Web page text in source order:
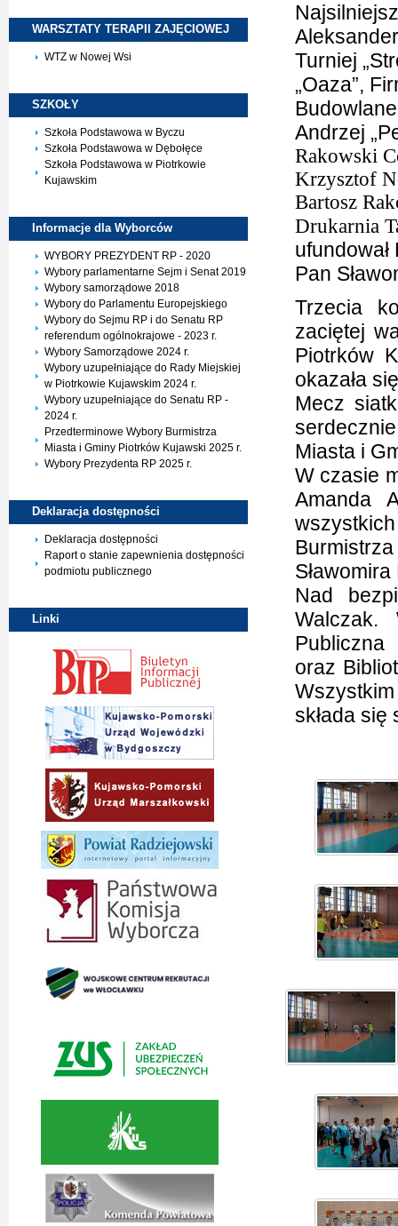
WARSZTATY TERAPII ZAJĘCIOWEJ
WTZ w Nowej Wsi
SZKOŁY
Szkoła Podstawowa w Byczu
Szkoła Podstawowa w Dębołęce
Szkoła Podstawowa w Piotrkowie
Kujawskim
Informacje dla Wyborców
WYBORY PREZYDENT RP - 2020
Wybory parlamentarne Sejm i Senat 2019
Wybory samorządowe 2018
Wybory do Parlamentu Europejskiego
Wybory do Sejmu RP i do Senatu RP
referendum ogólnokrajowe - 2023 r.
Wybory Samorządowe 2024 r.
Wybory uzupełniające do Rady Miejskiej
w Piotrkowie Kujawskim 2024 r.
Wybory uzupełniające do Senatu RP -
2024 r.
Przedterminowe Wybory Burmistrza
Miasta i Gminy Piotrków Kujawski 2025 r.
Wybory Prezydenta RP 2025 r.
Deklaracja dostępności
Deklaracja dostępności
Raport o stanie zapewnienia dostępności
podmiotu publicznego
Linki
Turniej
„Oaza”,
Andrzej
Rakowski
Krzysztof
Bartosz
Drukarnia
Pan
Trzecia
zaciętej
Piotrków
okazała
Mecz
Miasta i
W czasie
Amanda
Nad
Walczak.
Publiczna
oraz
składa